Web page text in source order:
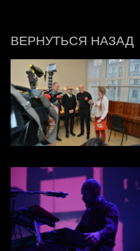
ВЕРНУТЬСЯ НАЗАД